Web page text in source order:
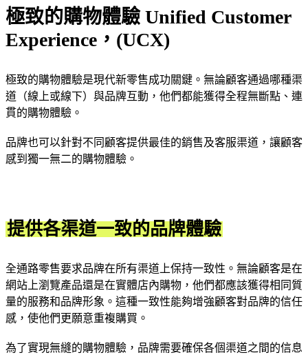
極致的購物體驗 Unified Customer
Experience，(UCX)
極致的購物體驗是現代新零售成功關鍵。無論顧客通過哪種渠
道（線上或線下）與品牌互動，他們都能獲得全程無斷點、連
貫的購物體驗。
品牌也可以針對不同顧客提供最佳的銷售及客服渠道，讓顧客
感到獨一無二的購物體驗。
提供各渠道一致的品牌體驗
全通路零售要求品牌在所有渠道上保持一致性。無論顧客是在
網站上瀏覽產品還是在實體店內購物，他們都應該獲得相同質
量的服務和品牌形象。這種一致性能夠增強顧客對品牌的信任
感，使他們更願意重複購買。
為了實現無縫的購物體驗，品牌需要確保各個渠道之間的信息